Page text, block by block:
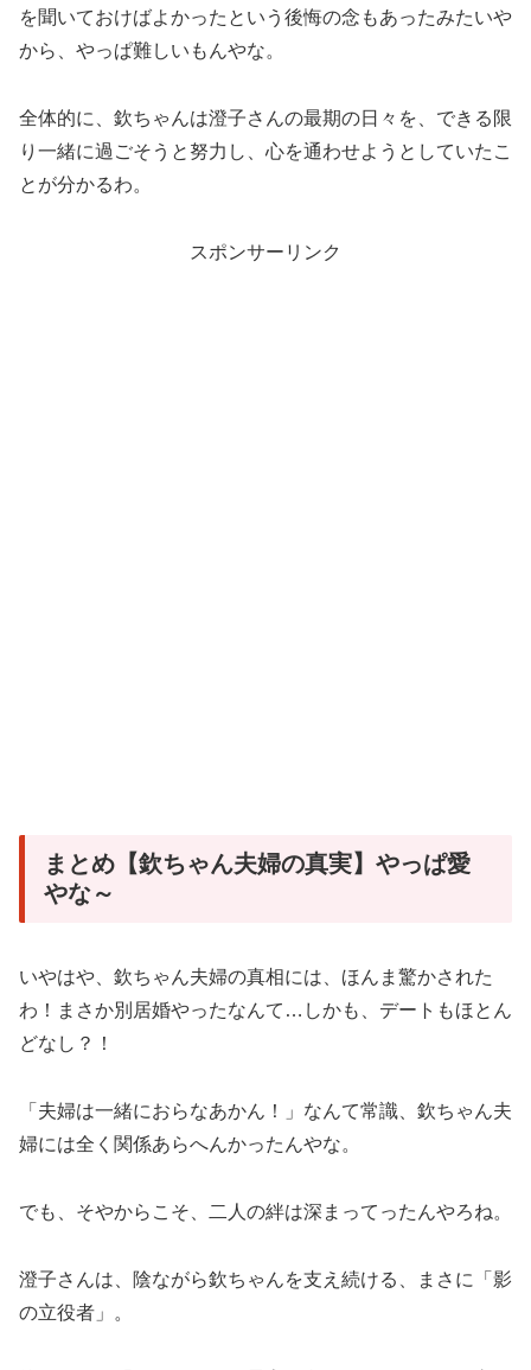
を聞いておけばよかったという後悔の念もあったみたいや
から、やっぱ難しいもんやな。
全体的に、欽ちゃんは澄子さんの最期の日々を、できる限
り一緒に過ごそうと努力し、心を通わせようとしていたこ
とが分かるわ。
スポンサーリンク
まとめ【欽ちゃん夫婦の真実】やっぱ愛
やな～
いやはや、欽ちゃん夫婦の真相には、ほんま驚かされた
わ！まさか別居婚やったなんて…しかも、デートもほとん
どなし？！
「夫婦は一緒におらなあかん！」なんて常識、欽ちゃん夫
婦には全く関係あらへんかったんやな。
でも、そやからこそ、二人の絆は深まってったんやろね。
澄子さんは、陰ながら欽ちゃんを支え続ける、まさに「影
の立役者」。